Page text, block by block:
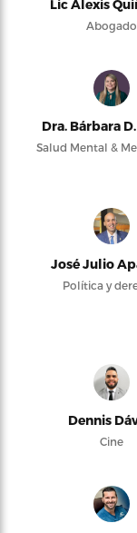
Lic Alexis
Abogado
Dra. Bárbara
Salud Mental &
José Julio
Política y
Dennis
Cine